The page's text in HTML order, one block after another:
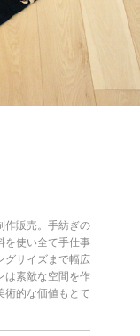
作販売。手紡ぎの
を使い全て手仕事
グサイズまで幅広
は素敵な空間を作
術的な価値もとて